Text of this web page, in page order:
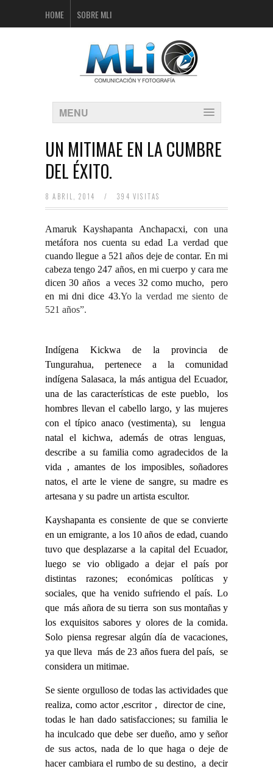
HOME SOBRE MLI
MENU
UN MITIMAE EN LA CUMBRE
DEL ÉXITO.
8 ABRIL, 2014 / 394 VISITAS
Amaruk Kayshapanta Anchapacxi, con una
metáfora nos cuenta su edad La verdad que
cuando llegue a 521 años deje de contar. En mi
cabeza tengo 247 años, en mi cuerpo y cara me
dicen 30 años a veces 32 como mucho, pero
en mi dni dice 43.Yo la verdad me siento de
521 años”.
Indígena Kickwa de la provincia de
Tungurahua, pertenece a la comunidad
indígena Salasaca, la más antigua del Ecuador,
una de las características de este pueblo, los
hombres llevan el cabello largo, y las mujeres
con el típico anaco (vestimenta), su lengua
natal el kichwa, además de otras lenguas,
describe a su familia como agradecidos de la
vida , amantes de los imposibles, soñadores
natos, el arte le viene de sangre, su madre es
artesana y su padre un artista escultor.
Kayshapanta es consiente de que se convierte
en un emigrante, a los 10 años de edad, cuando
tuvo que desplazarse a la capital del Ecuador,
luego se vio obligado a dejar el país por
distintas razones; económicas políticas y
sociales, que ha venido sufriendo el país. Lo
que más añora de su tierra son sus montañas y
los exquisitos sabores y olores de la comida.
Solo piensa regresar algún día de vacaciones,
ya que lleva más de 23 años fuera del país, se
considera un mitimae.
Se siente orgulloso de todas las actividades que
realiza, como actor ,escritor , director de cine,
todas le han dado satisfacciones; su familia le
ha inculcado que debe ser dueño, amo y señor
de sus actos, nada de lo que haga o deje de
hacer cambiara el rumbo de su destino, a decir